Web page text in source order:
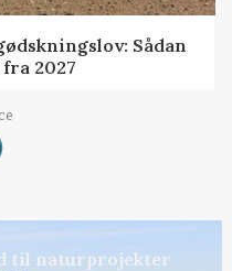
Sådan
2027
til naturprojekter